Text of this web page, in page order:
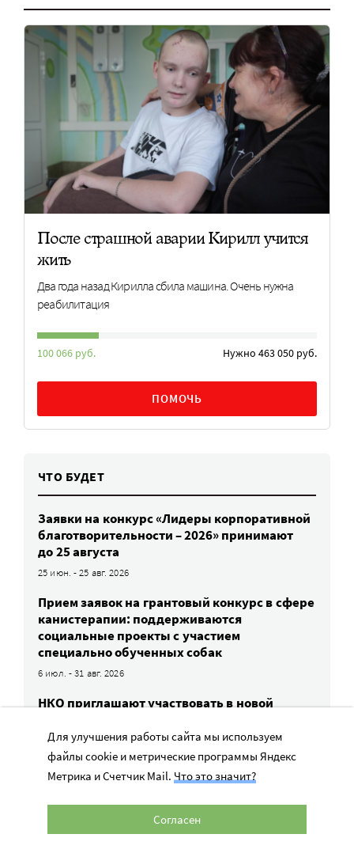
После страшной аварии Кирилл учится
жить
Два года назад Кирилла сбила машина. Очень нужна
реабилитация
100 066 руб. Нужно 463 050 руб.
ПОМОЧЬ
ЧТО БУДЕТ
Заявки на конкурс «Лидеры корпоративной
благотворительности – 2026» принимают
до 25 августа
25 июн. - 25 авг. 2026
Прием заявок на грантовый конкурс в сфере
канистерапии: поддерживаются
социальные проекты с участием
специально обученных собак
6 июл. - 31 авг. 2026
НКО приглашают участвовать в новой
подсолнух» – «Орфанная семья. История
успеха». Заявки принимают до 8 сентября
8 июл. - 8 сен. 2026
Прием заявок на конкурс проектов помощи
сиротам и детям в трудной жизненной
ситуации — до 31 августа
Для улучшения работы сайта мы используем
файлы cookie и метрические программы Яндекс
Метрика и Счетчик Mail. Что это значит?
Согласен